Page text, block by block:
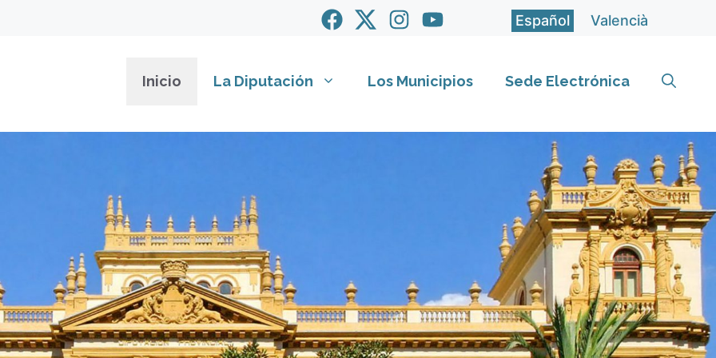
Español Valencià
Inicio La Diputación Los Municipios Sede Electrónica